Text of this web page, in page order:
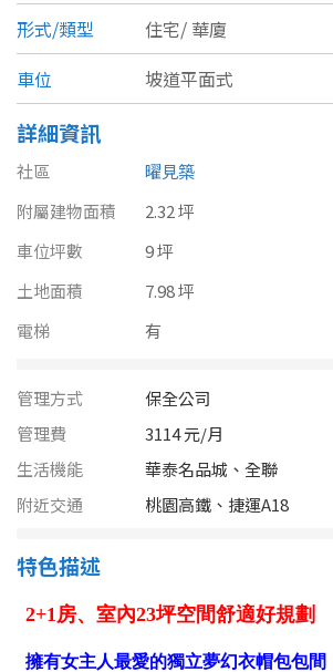
苗栗縣
台中市
彰化縣
南投縣
雲林縣
嘉義市
高雄市
澎湖縣
屏東縣
花蓮縣
金門連江
農舍 辦公 店面
坪數
20~30 坪
40~50 坪
80坪以上
~
樓層
不拘
地下室
1樓 2樓
形式/類型
住宅/ 華廈
車位
坡道平面式
詳細資訊
社區
曜見築
附屬建物面積
2.32 坪
車位坪數
9 坪
土地面積
7.98 坪
電梯
有
管理方式
保全公司
管理費
3114 元/月
生活機能
華泰名品城、全聯
附近交通
桃園高鐵、捷運A18
特色描述